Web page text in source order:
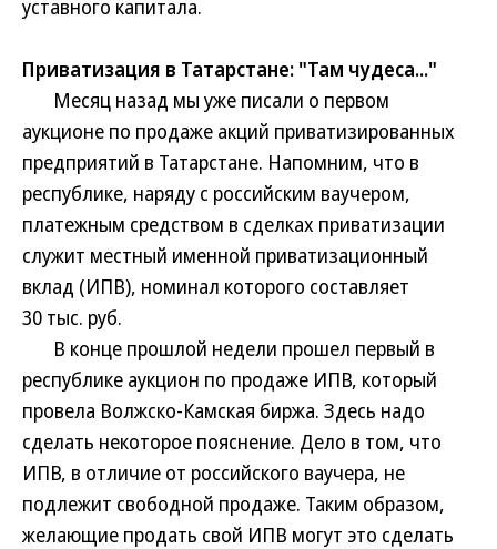
уставного капитала.
Приватизация в Татарстане: "Там чудеса..."
Месяц назад мы уже писали о первом
аукционе по продаже акций приватизированных
предприятий в Татарстане. Напомним, что в
республике, наряду с российским ваучером,
платежным средством в сделках приватизации
служит местный именной приватизационный
вклад (ИПВ), номинал которого составляет
30 тыс. руб.
В конце прошлой недели прошел первый в
республике аукцион по продаже ИПВ, который
провела Волжско-Камская биржа. Здесь надо
сделать некоторое пояснение. Дело в том, что
ИПВ, в отличие от российского ваучера, не
подлежит свободной продаже. Таким образом,
желающие продать свой ИПВ могут это сделать